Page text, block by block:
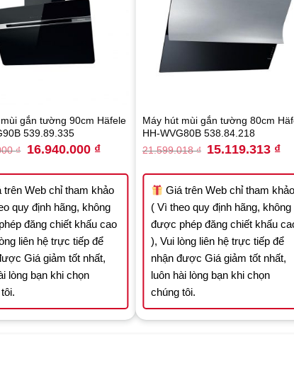
gắn tường 90cm Häfele
539.89.335
₫
Original
price
24.200.000 ₫.
16.940.000 ₫Current
16.940.000 ₫.
trên Web chỉ tham khảo
quy định hãng, không
đăng chiết khấu cao
liên hệ trực tiếp để
Giá giảm tốt nhất,
lòng bạn khi chọn
Máy hút mùi gắn tường 80cm
HH-WVG80B 538.84.218
21.599.018₫ Original
price
21.599.018 ₫.
15.119.313 ₫
Giá trên Web chỉ tham
( Vì theo quy định hãng, không
được phép đăng chiết khấu
), Vui lòng liên hệ trực tiếp để
nhận được Giá giảm tốt nhất,
luôn hài lòng bạn khi chọn
chúng tôi.